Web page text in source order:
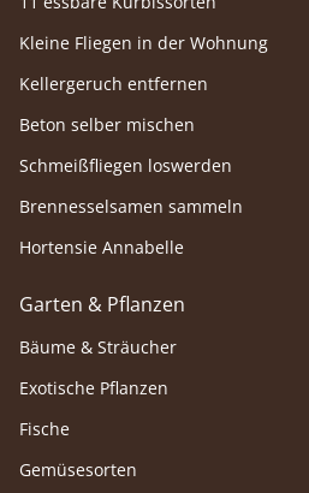
Kleine Fliegen in der Wohnung
Kellergeruch entfernen
Beton selber mischen
Schmeißfliegen loswerden
Brennesselsamen sammeln
Hortensie Annabelle
Garten & Pflanzen
Bäume & Sträucher
Exotische Pflanzen
Fische
Gemüsesorten